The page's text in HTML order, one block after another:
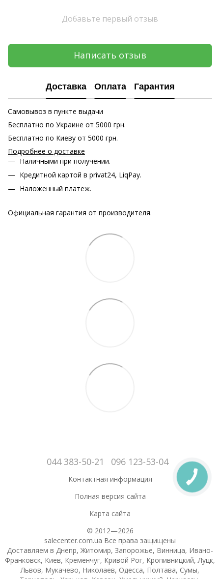
Добавьте первый отзыв
Написать отзыв
Доставка Оплата Гарантия
Самовывоз в пункте выдачи
Бесплатно по Украине от 5000 грн.
Бесплатно по Киеву от 5000 грн.
Подробнее о доставке
Наличными при получении.
Кредитной картой в privat24, LiqPay.
Наложенный платеж.
Официальная гарантия от производителя.
044 383-50-21 096 123-53-04
Контактная информация
Полная версия сайта
Карта сайта
© 2012—2026
salecenter.com.ua Все права защищены
Доставляем в Днепр, Житомир, Запорожье, Винница, Ивано-
Франковск, Киев, Кременчуг, Кривой Рог, Кропивницкий, Луцк,
Львов, Мукачево, Николаев, Одесса, Полтава, Сумы,